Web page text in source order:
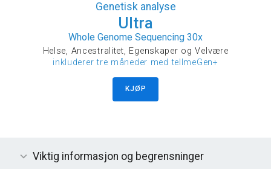
Genetisk analyse
Ultra
Whole Genome Sequencing 30x
Helse, Ancestralitet, Egenskaper og Velvære
inkluderer tre måneder med tellmeGen+
KJØP
Viktig informasjon og begrensninger